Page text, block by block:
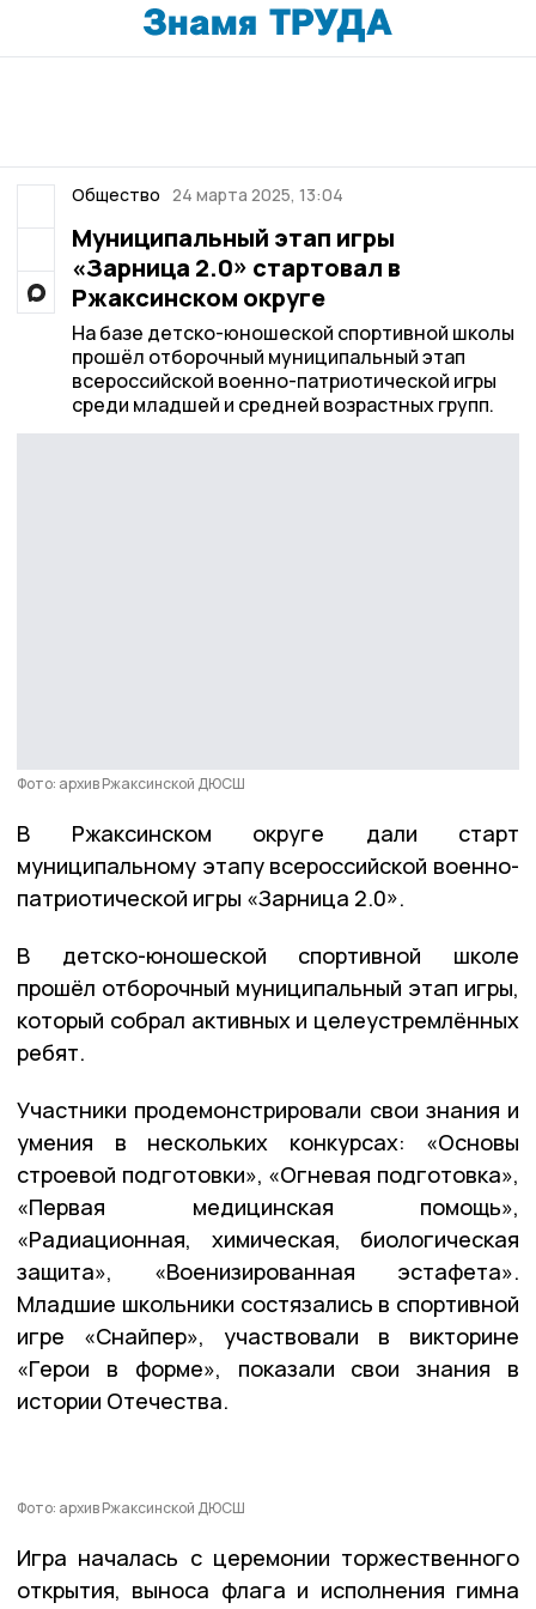
Общество 24 марта 2025, 13:04
Муниципальный этап игры
«Зарница 2.0» стартовал в
Ржаксинском округе
На базе детско-юношеской спортивной школы
прошёл отборочный муниципальный этап
всероссийской военно-патриотической игры
среди младшей и средней возрастных групп.
Фото: архив Ржаксинской ДЮСШ
В Ржаксинском округе дали старт
муниципальному этапу всероссийской военно-
патриотической игры «Зарница 2.0».
В детско-юношеской спортивной школе
прошёл отборочный муниципальный этап игры,
который собрал активных и целеустремлённых
ребят.
Участники продемонстрировали свои знания и
умения в нескольких конкурсах: «Основы
строевой подготовки», «Огневая подготовка»,
«Первая медицинская помощь»,
«Радиационная, химическая, биологическая
защита», «Военизированная эстафета».
Младшие школьники состязались в спортивной
игре «Снайпер», участвовали в викторине
«Герои в форме», показали свои знания в
истории Отечества.
Фото: архив Ржаксинской ДЮСШ
Игра началась с церемонии торжественного
открытия, выноса флага и исполнения гимна